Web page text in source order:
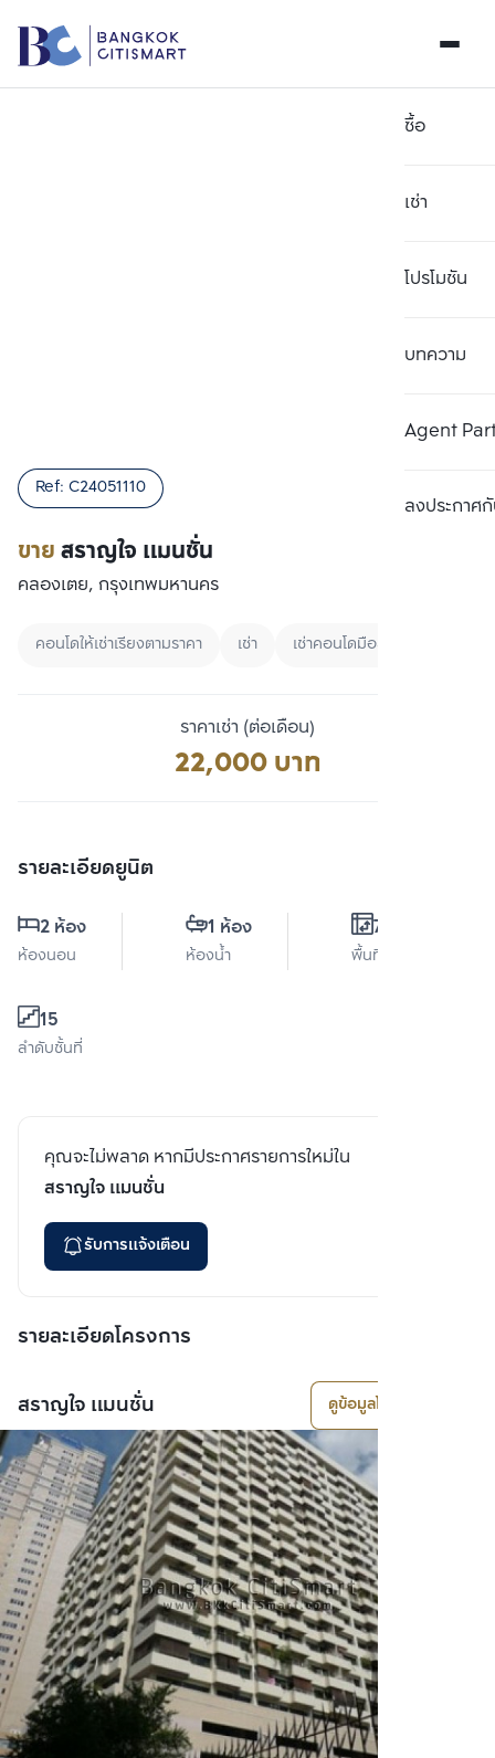
ซื้อ
เช่า
โปรโมชัน
บทความ
Agent
ลงประกาศกั
ขายสราญใจ แมนชั่น
Ref: C24051110
คลองเตย, กรุงเทพมหานคร
คอนโดให้เช่าเรียงตามราคา เช่า เช่าคอนโดมือสอง
ราคาเช่า (ต่อเดือน)
22,000 บาท
รายละเอียดยูนิต
2 ห้อง
ห้องนอน
1 ห้อง
ห้องน้ำ
72 ตร.ม.
พื้นที่ใช้สอย
15
ลำดับชั้นที่
คุณจะไม่พลาด หากมีประกาศรายการใหม่ใน
สราญใจ แมนชั่น
รับการแจ้งเตือน
รายละเอียดโครงการ
สราญใจ แมนชั่น ดูข้อมูลโครงการ